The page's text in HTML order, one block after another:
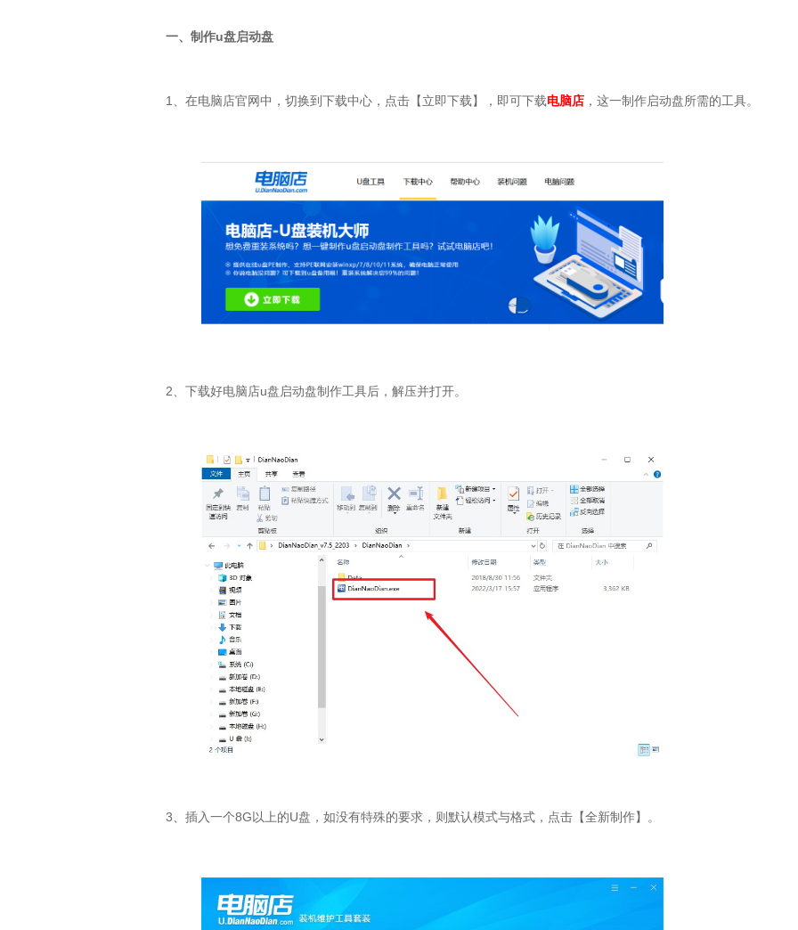
一、制作u盘启动盘
1 、在电脑店官网中，切换到下载中心，点击【立即下载】，即可下载电脑店 ，这一制作启动盘所需的工具。
2 、下载好电脑店u盘启动盘制作工具后，解压并打开。
3 、插入一个8G以上的U盘，如没有特殊的要求，则默认模式与格式，点击【全新制作】。